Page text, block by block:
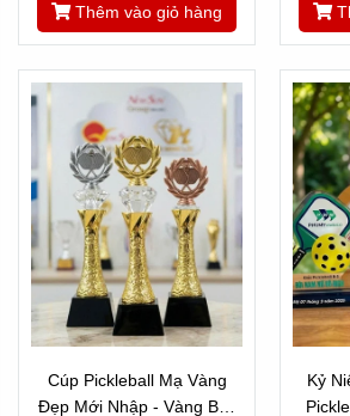
Thêm vào giỏ hàng
Cúp Pickleball Mạ Vàng
Đẹp Mới Nhập - Vàng Bạc
Kỷ